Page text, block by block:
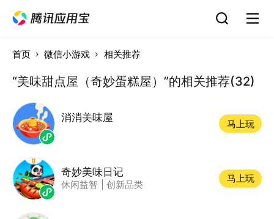
首页 微信小游戏 相关推荐
“美味甜点屋（奇妙蛋糕屋）”的相关推荐(32)
消消美味屋
马上玩
奇妙美味日记
休闲益智 创新品类
马上玩